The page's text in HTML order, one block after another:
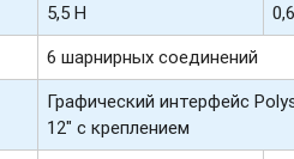
5,5 Н
6 шарнирных соединений
Графический интерфейс
12" с креплением